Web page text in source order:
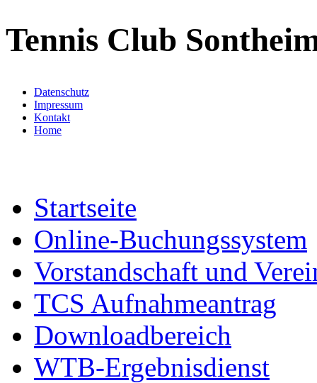
Tennis Club
Datenschutz
Impressum
Kontakt
Home
Startseite
Online-Buchungssystem
Vorstandschaft und
TCS Aufnahmeantrag
Downloadbereich
WTB-Ergebnisdienst